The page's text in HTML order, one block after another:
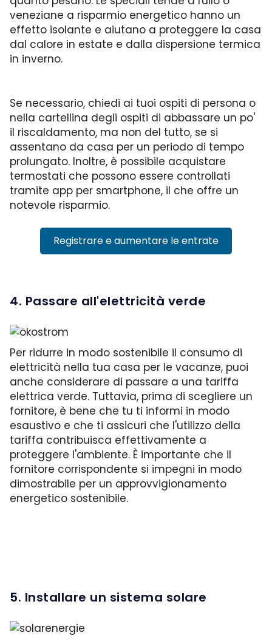
veneziane a risparmio energetico hanno un
effetto isolante e aiutano a proteggere la casa
dal calore in estate e dalla dispersione termica
in inverno.
Se necessario, chiedi ai tuoi ospiti di persona o
nella cartellina degli ospiti di abbassare un po'
il riscaldamento, ma non del tutto, se si
assentano da casa per un periodo di tempo
prolungato. Inoltre, è possibile acquistare
termostati che possono essere controllati
tramite app per smartphone, il che offre un
notevole risparmio.
Registrare e aumentare le entrate
4. Passare all'elettricità verde
Per ridurre in modo sostenibile il consumo di
elettricità nella tua casa per le vacanze, puoi
anche considerare di passare a una tariffa
elettrica verde. Tuttavia, prima di scegliere un
fornitore, è bene che tu ti informi in modo
esaustivo e che ti assicuri che l'utilizzo della
tariffa contribuisca effettivamente a
proteggere l'ambiente. È importante che il
fornitore corrispondente si impegni in modo
dimostrabile per un approvvigionamento
energetico sostenibile.
5. Installare un sistema solare